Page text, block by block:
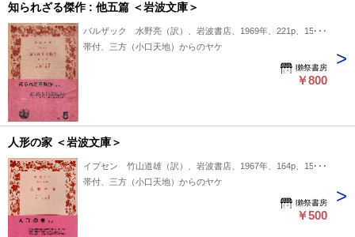
知られざる傑作 : 他五篇 ＜岩波文庫＞
バルザック 水野亮（訳）、岩波書店、1969年、221p、15cm
帯付、三方（小口天地）からのヤケ
獺祭書房
￥800
人形の家 ＜岩波文庫＞
イプセン 竹山道雄（訳）、岩波書店、1967年、164p、15cm
帯付、三方（小口天地）からのヤケ
獺祭書房
￥500